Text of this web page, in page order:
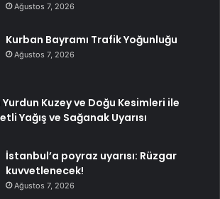
Ağustos 7, 2026
Kurban Bayramı Trafik Yoğunluğu
Ağustos 7, 2026
Kuzey ve Doğu Kesimleri ile
Yağış ve Sağanak Uyarısı
İstanbul’a poyraz uyarısı: Rüzgar
kuvvetlenecek!
Ağustos 7, 2026